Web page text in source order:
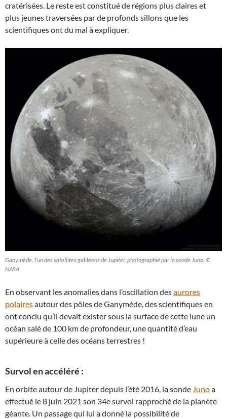
cratérisées. Le reste est constitué de régions plus claires et
plus jeunes traversées par de profonds sillons que les
scientifiques ont du mal à expliquer.
Ganymède, l’un des satellites galiléens de Jupiter, photographié par la sonde Juno. ©
NASA
En observant les anomalies dans l’oscillation desaurores
polairesautour des pôles de Ganymède, des scientifiques en
ont conclu qu’il devait exister sous la surface de cette lune un
océan salé de 100 km de profondeur, une quantité d’eau
supérieure à celle des océans terrestres !
Survol en accéléré :
En orbite autour de Jupiter depuis l’été 2016, la sonde Junoa
effectué le 8 juin 2021 son 34e survol rapproché de la planète
géante. Un passage qui lui a donné la possibilité de